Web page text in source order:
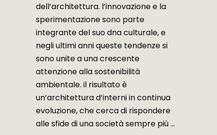
dell’architettura. l’innovazione e la
sperimentazione sono parte
integrante del suo dna culturale, e
negli ultimi anni queste tendenze si
sono unite a una crescente
attenzione alla sostenibilità
ambientale. il risultato è
un’architettura d’interni in continua
evoluzione, che cerca di rispondere
alle sfide di una società sempre più